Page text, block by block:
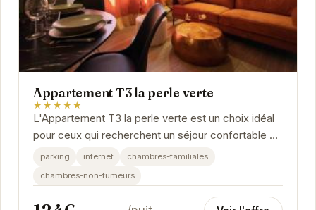
Appartement T3 la perle verte
★★★★★
L'Appartement T3 la perle verte est un choix idéal
pour ceux qui recherchent un séjour confortable et
relaxant à Agde. Avec ses chambres...
parking internet
chambres-familiales
chambres-non-fumeurs